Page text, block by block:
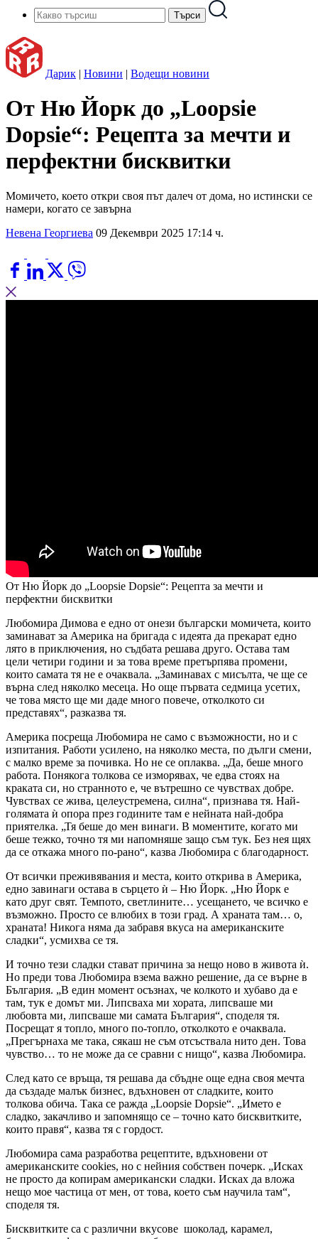
Дарик | Новини | Водещи новини
От Ню Йорк до „Loopsie
Dopsie“: Рецепта за мечти и
перфектни бисквитки
Момичето, което откри своя път далеч от дома, но истински се
намери, когато се завърна
Невена Георгиева 09 Декември 2025 17:14 ч.
От Ню Йорк до „Loopsie Dopsie“: Рецепта за мечти и
перфектни бисквитки
Любомира Димова е едно от онези български момичета, които
заминават за Америка на бригада с идеята да прекарат едно
лято в приключения, но съдбата решава друго. Остава там
цели четири години и за това време претърпява промени,
които самата тя не е очаквала. „Заминавах с мисълта, че ще се
върна след няколко месеца. Но още първата седмица усетих,
че това място ще ми даде много повече, отколкото си
представях“, разказва тя.
Америка посреща Любомира не само с възможности, но и с
изпитания. Работи усилено, на няколко места, по дълги смени,
с малко време за почивка. Но не се оплаква. „Да, беше много
работа. Понякога толкова се изморявах, че едва стоях на
краката си, но странното е, че вътрешно се чувствах добре.
Чувствах се жива, целеустремена, силна“, признава тя. Най-
голямата ѝ опора през годините там е нейната най-добра
приятелка. „Тя беше до мен винаги. В моментите, когато ми
беше тежко, точно тя ми напомняше защо съм тук. Без нея щях
да се откажа много по-рано“, казва Любомира с благодарност.
От всички преживявания и места, които открива в Америка,
едно завинаги остава в сърцето ѝ – Ню Йорк. „Ню Йорк е
като друг свят. Темпото, светлините… усещането, че всичко е
възможно. Просто се влюбих в този град. А храната там… о,
храната! Никога няма да забравя вкуса на американските
сладки“, усмихва се тя.
И точно тези сладки стават причина за нещо ново в живота ѝ.
Но преди това Любомира взема важно решение, да се върне в
България. „В един момент осъзнах, че колкото и хубаво да е
там, тук е домът ми. Липсваха ми хората, липсваше ми
любовта ми, липсваше ми самата България“, споделя тя.
Посрещат я топло, много по-топло, отколкото е очаквала.
„Прегърнаха ме така, сякаш не съм отсъствала нито ден. Това
чувство… то не може да се сравни с нищо“, казва Любомира.
След като се връща, тя решава да сбъдне още една своя мечта
да създаде малък бизнес, вдъхновен от сладките, които
толкова обича. Така се ражда „Loopsie Dopsie“. „Името е
сладко, закачливо и запомнящо се – точно като бисквитките,
които правя“, казва тя с гордост.
Любомира сама разработва рецептите, вдъхновени от
американските cookies, но с нейния собствен почерк. „Исках
не просто да копирам американски сладки. Исках да вложа
нещо мое частица от мен, от това, което съм научила там“,
споделя тя.
Бисквитките са с различни вкусове шоколад, карамел,